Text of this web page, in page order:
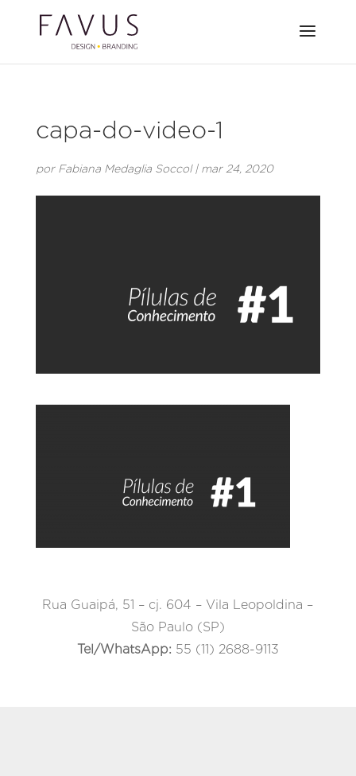
capa-do-video-1
por Fabiana Medaglia Soccol| mar 24, 2020
Rua Guaipá, 51 – cj. 604 – Vila Leopoldina –
São Paulo (SP)
Tel/WhatsApp: 55 (11) 2688-9113